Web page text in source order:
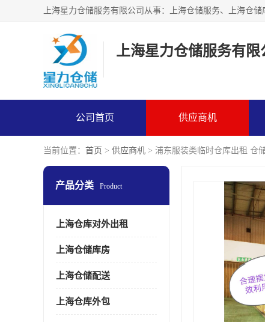
上海星力仓储服务有限
公司首页 供应商机
当前位置： 首页 > 供应商机 > 浦东服装类临时仓库出租 仓
产品分类 Product
上海仓库对外出租
上海仓储库房
上海仓储配送
上海仓库外包